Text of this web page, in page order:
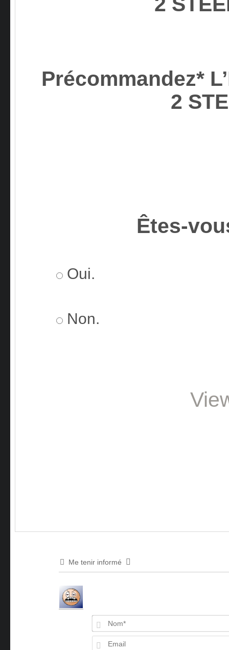
Précommandez*
2
Êtes-
Oui.
Non.
Me tenir informé